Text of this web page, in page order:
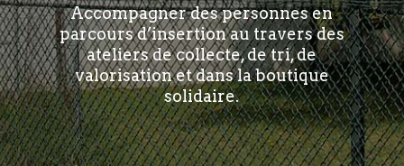
Accompagner des personnes en
parcours d’insertion au travers des
ateliers de collecte, de tri, de
valorisation et dans la boutique
solidaire.